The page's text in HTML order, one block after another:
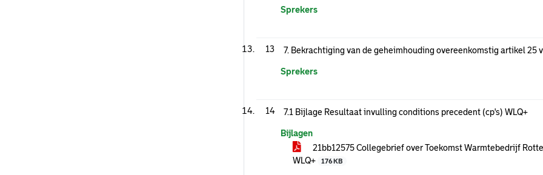
Sprekers
13 7. Bekrachtiging van de geheimhouding overeenkomstig artikel 25
Sprekers
14 7.1 Bijlage Resultaat invulling conditions precedent (cp's) WLQ+
Bijlagen
21bb12575 Collegebrief over Toekomst Warmtebedrijf
WLQ+
176 KB